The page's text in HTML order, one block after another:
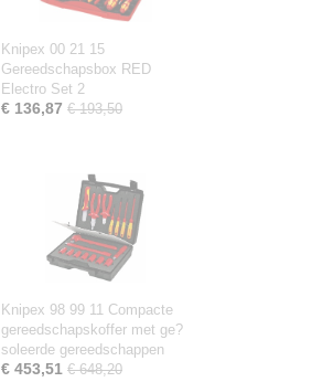
Knipex 00 21 15
Gereedschapsbox RED
Electro Set 2
€ 136,87 € 193,50
Knipex 98 99 11 Compacte
gereedschapskoffer met ge?
soleerde gereedschappen
€ 453,51 € 648,20